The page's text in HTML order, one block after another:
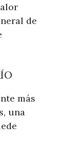
de
más
una